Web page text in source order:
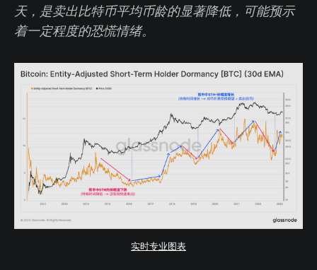
天，是卖出比特币平均币龄的显著降低，可能预示
着一定程度的恐慌情绪。
实时专业图表